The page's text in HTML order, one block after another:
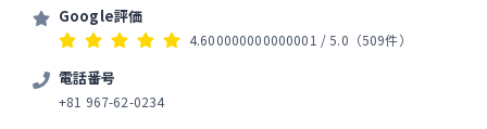
かった。 内臓も丁寧に処理されてい
て、頭までおいしく完食。 ただ、つぎ
来るときは夏の時期なら室内の囲炉裏
にしてもらおう。
Google評価
4.600000000000001 / 5.0 （509件）
電話番号
+81 967-62-0234